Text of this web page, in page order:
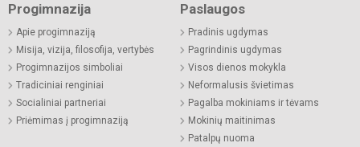
Progimnazija
Apie progimnaziją
Misija, vizija, filosofija, vertybės
Progimnazijos simboliai
Tradiciniai renginiai
Socialiniai partneriai
Priėmimas į progimnaziją
Paslaugos
Pradinis ugdymas
Pagrindinis ugdymas
Visos dienos mokykla
Neformalusis švietimas
Pagalba mokiniams ir tėvams
Mokinių maitinimas
Patalpų nuoma